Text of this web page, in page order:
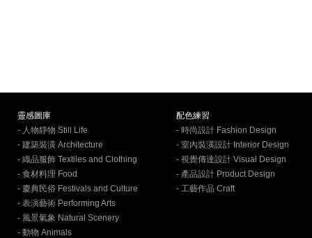
靈感圖庫
- 人物靜物 Still Life
- 建築裝潢 Architecture
- 織品服飾 Textiles and Clothing
- 食材料理 Food
- 慶典民俗 Festivals and Culture
- 表演藝術 Performing Arts
- 風景氣象 Natural Scenery
- 動物 Animals
配色練習
- 時尚設計 Fashion Design
- 室內裝潢設計 Interior Design
- 視覺傳達設計 Visual Design
- 產品設計 Product Design
- 工藝作品 Craft